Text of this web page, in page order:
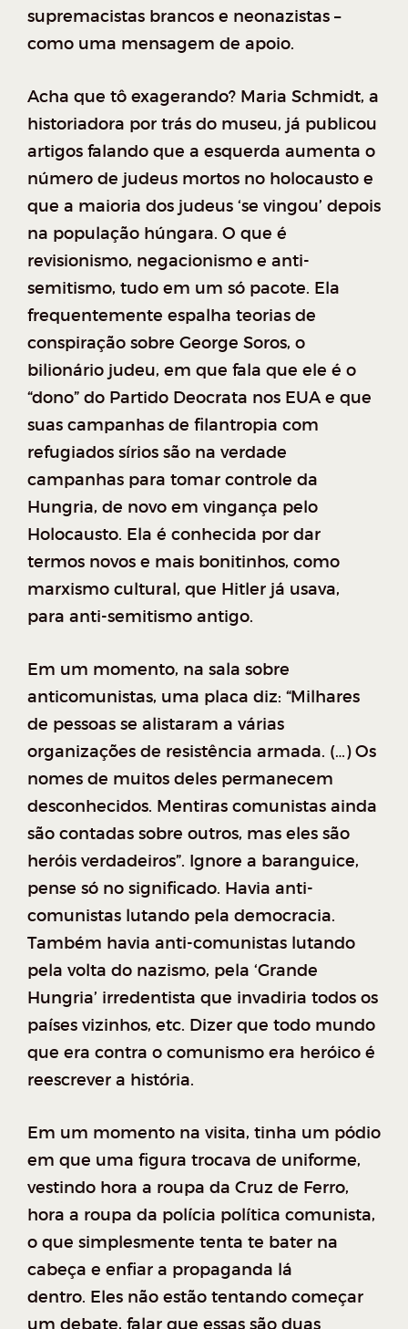
supremacistas brancos e neonazistas –
como uma mensagem de apoio.
Acha que tô exagerando? Maria Schmidt, a
historiadora por trás do museu, já publicou
artigos falando que a esquerda aumenta o
número de judeus mortos no holocausto e
que a maioria dos judeus ‘se vingou’ depois
na população húngara. O que é
revisionismo, negacionismo e anti-
semitismo, tudo em um só pacote. Ela
frequentemente espalha teorias de
conspiração sobre George Soros, o
bilionário judeu, em que fala que ele é o
“dono” do Partido Deocrata nos EUA e que
suas campanhas de filantropia com
refugiados sírios são na verdade
campanhas para tomar controle da
Hungria, de novo em vingança pelo
Holocausto. Ela é conhecida por dar
termos novos e mais bonitinhos, como
marxismo cultural, que Hitler já usava,
para anti-semitismo antigo.
Em um momento, na sala sobre
anticomunistas, uma placa diz: “Milhares
de pessoas se alistaram a várias
organizações de resistência armada. (…) Os
nomes de muitos deles permanecem
desconhecidos. Mentiras comunistas ainda
são contadas sobre outros, mas eles são
heróis verdadeiros”. Ignore a baranguice,
pense só no significado. Havia anti-
comunistas lutando pela democracia.
Também havia anti-comunistas lutando
pela volta do nazismo, pela ‘Grande
Hungria’ irredentista que invadiria todos os
países vizinhos, etc. Dizer que todo mundo
que era contra o comunismo era heróico é
reescrever a história.
Em um momento na visita, tinha um pódio
em que uma figura trocava de uniforme,
vestindo hora a roupa da Cruz de Ferro,
hora a roupa da polícia política comunista,
o que simplesmente tenta te bater na
cabeça e enfiar a propaganda lá
dentro. Eles não estão tentando começar
um debate, falar que essas são duas